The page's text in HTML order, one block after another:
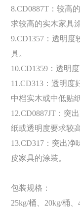
8.CD0887T：较高
求较高的实木家具
9.CD1357：透明
具。
10.CD1359：透明
11.CD313：透明
中档实木或中低贴
12.CD0887JT：突
纸或透明度要求较
13.CD317：突出
皮家具的涂装。
包装规格：
25kg/桶、20kg/桶